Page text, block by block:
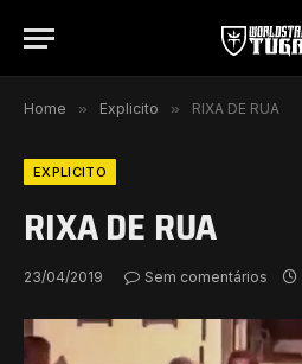
Home » Explicito » RIXA DE RUA
EXPLICITO
RIXA DE RUA
23/04/2019 Sem comentários